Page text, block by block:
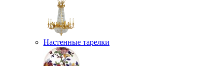
Настенные тарелки